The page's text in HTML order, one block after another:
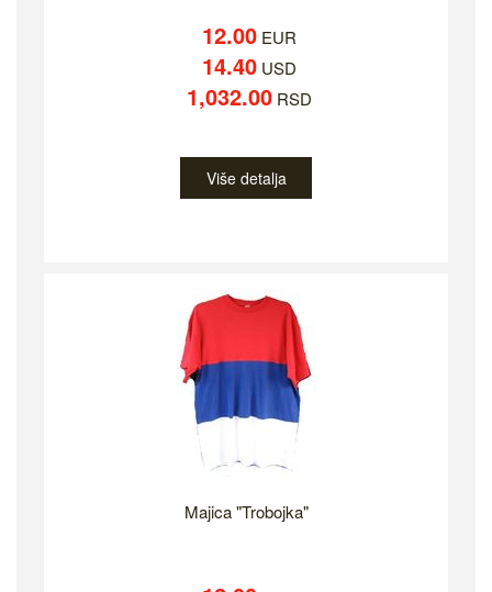
12.00EUR
14.40USD
1,032.00RSD
Više detalja
Majica "Trobojka"